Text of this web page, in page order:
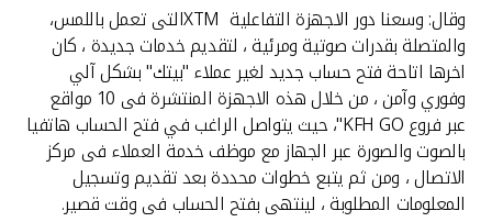
وقال: وسعنا دور الاجهزة التفاعلية XTMالتى تعمل باللمس،
والمتصلة بقدرات صوتية ومرئية ، لتقديم خدمات جديدة ، كان
اخرها اتاحة فتح حساب جديد لغير عملاء "بيتك" بشكل آلي
وفوري وآمن ، من خلال هذه الاجهزة المنتشرة فى 10 مواقع
عبر فروع KFH GO"، حيث يتواصل الراغب في فتح الحساب هاتفيا
بالصوت والصورة عبر الجهاز مع موظف خدمة العملاء فى مركز
الاتصال ، ومن ثم يتبع خطوات محددة بعد تقديم وتسجيل
المعلومات المطلوبة ، لينتهى بفتح الحساب فى وقت قصير.